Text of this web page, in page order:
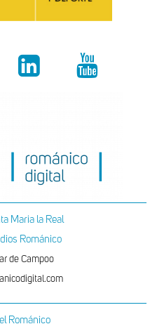
Maria la Real
Románico
de Campoo
Románico